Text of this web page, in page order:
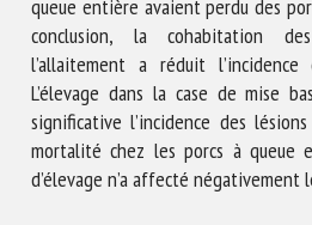
queue entière avaient perdu des
conclusion, la cohabitation
l’allaitement a réduit l’incidence
L’élevage dans la case de mise
significative l’incidence des
mortalité chez les porcs à queue
d’élevage n’a affecté négativement